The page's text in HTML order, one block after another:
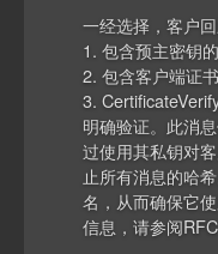
一经选择，客户
1. 包含预主密钥
2. 包含客户端证
3.
明确验证。此消
过使用其私钥对
止所有消息的哈
名，从而确保它
信息，请参阅RFC